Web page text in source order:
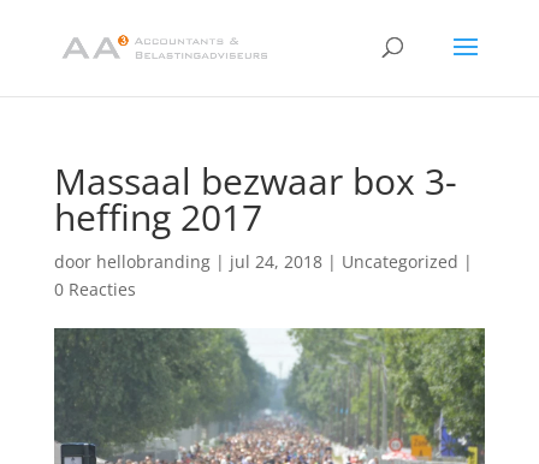
Massaal bezwaar box 3-
heffing 2017
door hellobranding| jul 24, 2018| Uncategorized |
0 Reacties